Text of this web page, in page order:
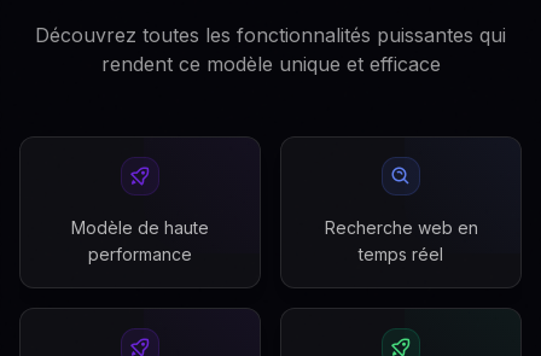
Découvrez toutes les fonctionnalités puissantes qui
rendent ce modèle unique et efficace
Modèle de haute
performance
Recherche web en
temps réel